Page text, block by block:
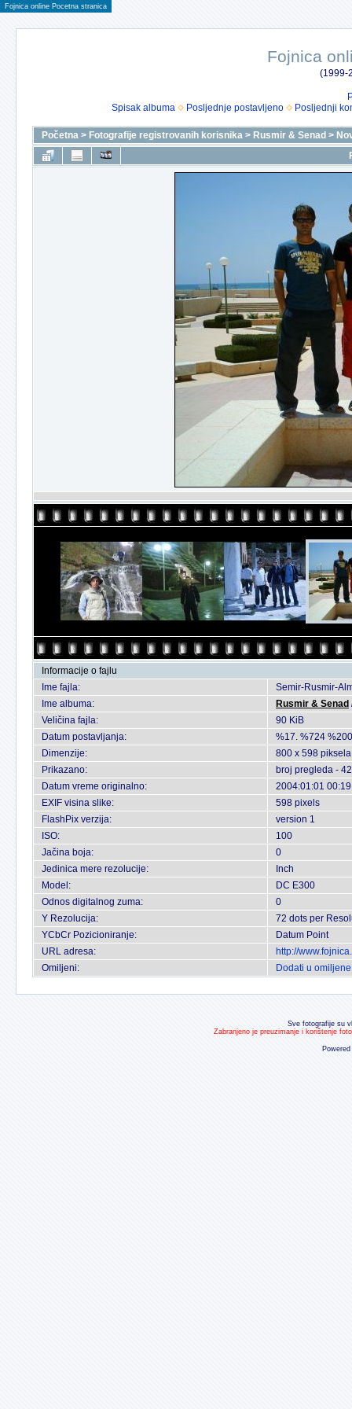
Fojnica online Pocetna stranica
Fojnica
(1999-
Spisak albuma
Posljednje postavljeno Posljednji
Početna > Fotografije registrovanih korisnika > Rusmir & Senad >
Informacije o fajlu
Ime fajla:
Semir-Rusmir-
Ime albuma:
Rusmir & Senad
Veličina fajla:
90 KiB
Datum postavljanja:
%17. %724
Dimenzije:
800 x 598 piksela
Prikazano:
broj pregleda -
Datum vreme originalno:
2004:01:01
EXIF visina slike:
598 pixels
FlashPix verzija:
version 1
ISO:
100
Jačina boja:
0
Jedinica mere rezolucije:
Inch
Model:
DC E300
Odnos digitalnog zuma:
0
Y Rezolucija:
72 dots per
YCbCr Pozicioniranje:
Datum Point
URL adresa:
http://
Omiljeni:
Dodati u omiljene
Sve fotografije su
Zabranjeno je preuzimanje i korištenje